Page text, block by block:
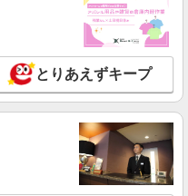
とりあえずキープ